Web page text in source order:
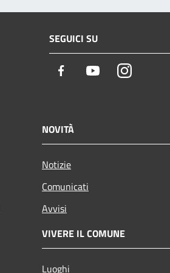
SEGUICI SU
Facebook YoutubeInstagram
NOVITÀ
Notizie
Comunicati
Avvisi
VIVERE IL COMUNE
Luoghi